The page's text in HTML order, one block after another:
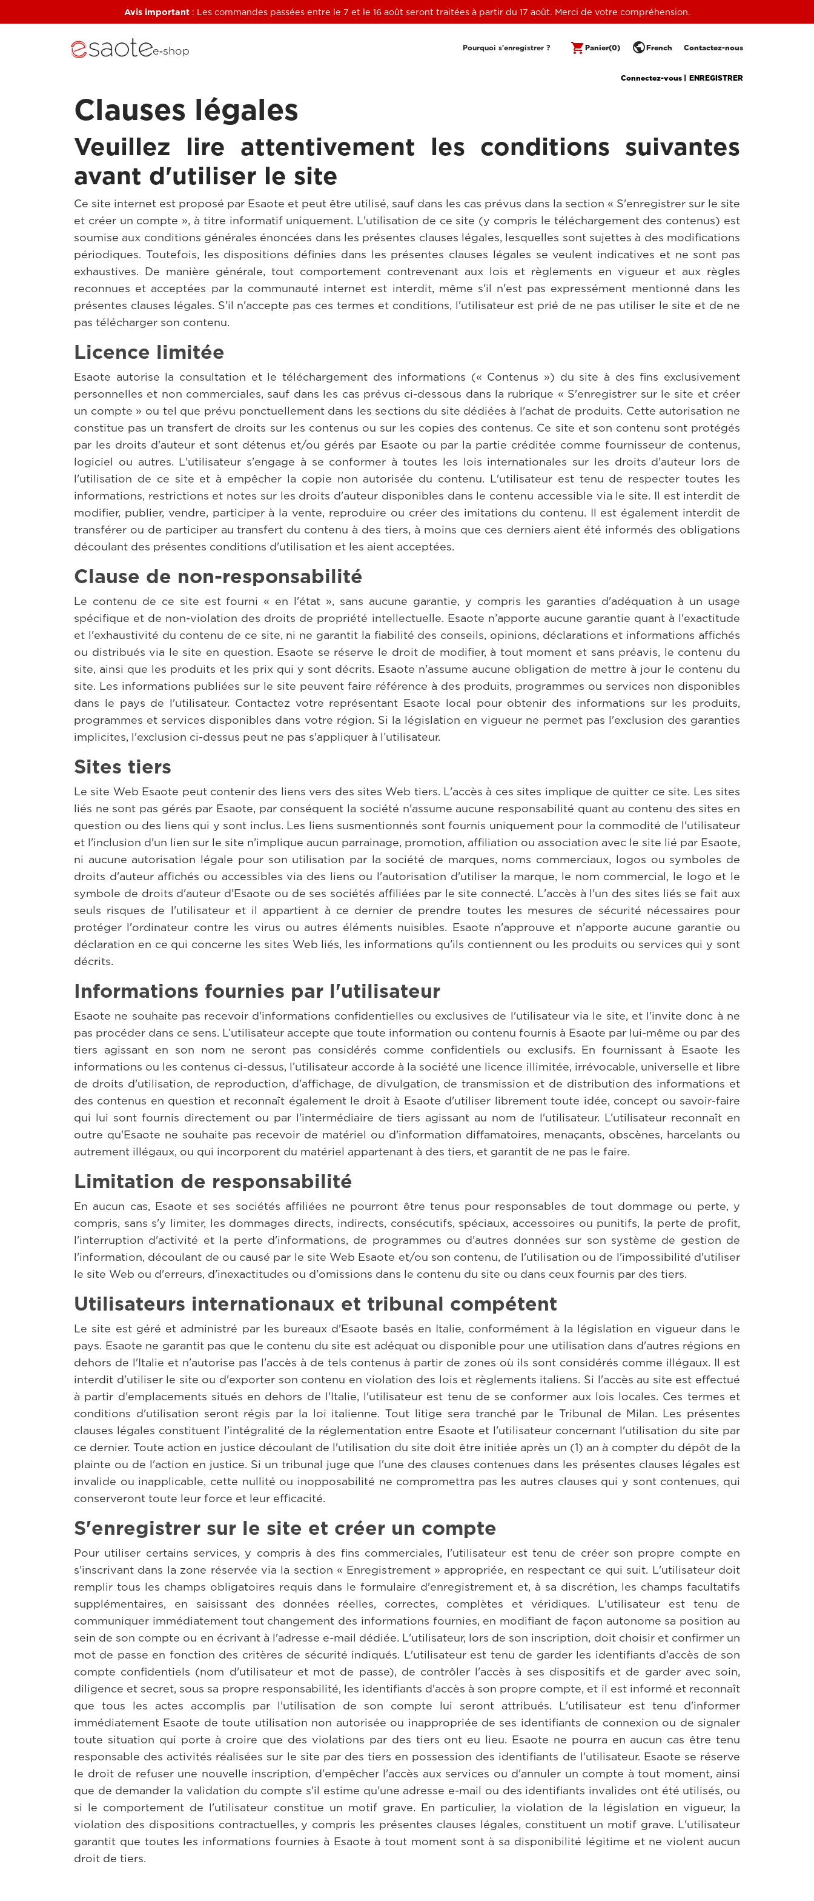
Avis important: Les commandes passées entre le 7 et le 16 août seront traitées à partir du 17 août. Merci de votre compréhension.
e‑shop Pourquoi s'enregistrer ? Contactez-nous
publicFrench
shopping_cart Panier(0)
Connectez-vous | ENREGISTRER
Clauses légales
Veuillez lire attentivement les conditions suivantes
avant d'utiliser le site
Ce site internet est proposé par Esaote et peut être utilisé, sauf dans les cas prévus dans la section « S'enregistrer sur le site
et créer un compte », à titre informatif uniquement. L'utilisation de ce site (y compris le téléchargement des contenus) est
soumise aux conditions générales énoncées dans les présentes clauses légales, lesquelles sont sujettes à des modifications
périodiques. Toutefois, les dispositions définies dans les présentes clauses légales se veulent indicatives et ne sont pas
exhaustives. De manière générale, tout comportement contrevenant aux lois et règlements en vigueur et aux règles
reconnues et acceptées par la communauté internet est interdit, même s'il n'est pas expressément mentionné dans les
présentes clauses légales. S’il n'accepte pas ces termes et conditions, l'utilisateur est prié de ne pas utiliser le site et de ne
pas télécharger son contenu.
Licence limitée
Esaote autorise la consultation et le téléchargement des informations (« Contenus ») du site à des fins exclusivement
personnelles et non commerciales, sauf dans les cas prévus ci-dessous dans la rubrique « S'enregistrer sur le site et créer
un compte » ou tel que prévu ponctuellement dans les sections du site dédiées à l'achat de produits. Cette autorisation ne
constitue pas un transfert de droits sur les contenus ou sur les copies des contenus. Ce site et son contenu sont protégés
par les droits d'auteur et sont détenus et/ou gérés par Esaote ou par la partie créditée comme fournisseur de contenus,
logiciel ou autres. L'utilisateur s'engage à se conformer à toutes les lois internationales sur les droits d'auteur lors de
l'utilisation de ce site et à empêcher la copie non autorisée du contenu. L'utilisateur est tenu de respecter toutes les
informations, restrictions et notes sur les droits d'auteur disponibles dans le contenu accessible via le site. Il est interdit de
modifier, publier, vendre, participer à la vente, reproduire ou créer des imitations du contenu. Il est également interdit de
transférer ou de participer au transfert du contenu à des tiers, à moins que ces derniers aient été informés des obligations
découlant des présentes conditions d'utilisation et les aient acceptées.
Clause de non-responsabilité
Le contenu de ce site est fourni « en l'état », sans aucune garantie, y compris les garanties d'adéquation à un usage
spécifique et de non-violation des droits de propriété intellectuelle. Esaote n’apporte aucune garantie quant à l'exactitude
et l'exhaustivité du contenu de ce site, ni ne garantit la fiabilité des conseils, opinions, déclarations et informations affichés
ou distribués via le site en question. Esaote se réserve le droit de modifier, à tout moment et sans préavis, le contenu du
site, ainsi que les produits et les prix qui y sont décrits. Esaote n'assume aucune obligation de mettre à jour le contenu du
site. Les informations publiées sur le site peuvent faire référence à des produits, programmes ou services non disponibles
dans le pays de l'utilisateur. Contactez votre représentant Esaote local pour obtenir des informations sur les produits,
programmes et services disponibles dans votre région. Si la législation en vigueur ne permet pas l'exclusion des garanties
implicites, l'exclusion ci-dessus peut ne pas s'appliquer à l’utilisateur.
Sites tiers
Le site Web Esaote peut contenir des liens vers des sites Web tiers. L'accès à ces sites implique de quitter ce site. Les sites
liés ne sont pas gérés par Esaote, par conséquent la société n'assume aucune responsabilité quant au contenu des sites en
question ou des liens qui y sont inclus. Les liens susmentionnés sont fournis uniquement pour la commodité de l'utilisateur
et l'inclusion d'un lien sur le site n'implique aucun parrainage, promotion, affiliation ou association avec le site lié par Esaote,
ni aucune autorisation légale pour son utilisation par la société de marques, noms commerciaux, logos ou symboles de
droits d'auteur affichés ou accessibles via des liens ou l'autorisation d'utiliser la marque, le nom commercial, le logo et le
symbole de droits d'auteur d'Esaote ou de ses sociétés affiliées par le site connecté. L'accès à l'un des sites liés se fait aux
seuls risques de l'utilisateur et il appartient à ce dernier de prendre toutes les mesures de sécurité nécessaires pour
protéger l'ordinateur contre les virus ou autres éléments nuisibles. Esaote n'approuve et n’apporte aucune garantie ou
déclaration en ce qui concerne les sites Web liés, les informations qu'ils contiennent ou les produits ou services qui y sont
décrits.
Informations fournies par l'utilisateur
Esaote ne souhaite pas recevoir d'informations confidentielles ou exclusives de l'utilisateur via le site, et l'invite donc à ne
pas procéder dans ce sens. L’utilisateur accepte que toute information ou contenu fournis à Esaote par lui-même ou par des
tiers agissant en son nom ne seront pas considérés comme confidentiels ou exclusifs. En fournissant à Esaote les
informations ou les contenus ci-dessus, l’utilisateur accorde à la société une licence illimitée, irrévocable, universelle et libre
de droits d'utilisation, de reproduction, d'affichage, de divulgation, de transmission et de distribution des informations et
des contenus en question et reconnaît également le droit à Esaote d'utiliser librement toute idée, concept ou savoir-faire
qui lui sont fournis directement ou par l'intermédiaire de tiers agissant au nom de l'utilisateur. L’utilisateur reconnaît en
outre qu'Esaote ne souhaite pas recevoir de matériel ou d'information diffamatoires, menaçants, obscènes, harcelants ou
autrement illégaux, ou qui incorporent du matériel appartenant à des tiers, et garantit de ne pas le faire.
Limitation de responsabilité
En aucun cas, Esaote et ses sociétés affiliées ne pourront être tenus pour responsables de tout dommage ou perte, y
compris, sans s'y limiter, les dommages directs, indirects, consécutifs, spéciaux, accessoires ou punitifs, la perte de profit,
l'interruption d'activité et la perte d'informations, de programmes ou d'autres données sur son système de gestion de
l'information, découlant de ou causé par le site Web Esaote et/ou son contenu, de l'utilisation ou de l'impossibilité d'utiliser
le site Web ou d'erreurs, d'inexactitudes ou d'omissions dans le contenu du site ou dans ceux fournis par des tiers.
Utilisateurs internationaux et tribunal compétent
Le site est géré et administré par les bureaux d'Esaote basés en Italie, conformément à la législation en vigueur dans le
pays. Esaote ne garantit pas que le contenu du site est adéquat ou disponible pour une utilisation dans d'autres régions en
dehors de l'Italie et n'autorise pas l'accès à de tels contenus à partir de zones où ils sont considérés comme illégaux. Il est
interdit d'utiliser le site ou d'exporter son contenu en violation des lois et règlements italiens. Si l'accès au site est effectué
à partir d'emplacements situés en dehors de l'Italie, l'utilisateur est tenu de se conformer aux lois locales. Ces termes et
conditions d'utilisation seront régis par la loi italienne. Tout litige sera tranché par le Tribunal de Milan. Les présentes
clauses légales constituent l'intégralité de la réglementation entre Esaote et l'utilisateur concernant l'utilisation du site par
ce dernier. Toute action en justice découlant de l'utilisation du site doit être initiée après un (1) an à compter du dépôt de la
plainte ou de l'action en justice. Si un tribunal juge que l'une des clauses contenues dans les présentes clauses légales est
invalide ou inapplicable, cette nullité ou inopposabilité ne compromettra pas les autres clauses qui y sont contenues, qui
conserveront toute leur force et leur efficacité.
S'enregistrer sur le site et créer un compte
Pour utiliser certains services, y compris à des fins commerciales, l'utilisateur est tenu de créer son propre compte en
s'inscrivant dans la zone réservée via la section « Enregistrement » appropriée, en respectant ce qui suit. L'utilisateur doit
remplir tous les champs obligatoires requis dans le formulaire d'enregistrement et, à sa discrétion, les champs facultatifs
supplémentaires, en saisissant des données réelles, correctes, complètes et véridiques. L'utilisateur est tenu de
communiquer immédiatement tout changement des informations fournies, en modifiant de façon autonome sa position au
sein de son compte ou en écrivant à l'adresse e-mail dédiée. L'utilisateur, lors de son inscription, doit choisir et confirmer un
mot de passe en fonction des critères de sécurité indiqués. L'utilisateur est tenu de garder les identifiants d'accès de son
compte confidentiels (nom d'utilisateur et mot de passe), de contrôler l'accès à ses dispositifs et de garder avec soin,
diligence et secret, sous sa propre responsabilité, les identifiants d'accès à son propre compte, et il est informé et reconnaît
que tous les actes accomplis par l'utilisation de son compte lui seront attribués. L'utilisateur est tenu d'informer
immédiatement Esaote de toute utilisation non autorisée ou inappropriée de ses identifiants de connexion ou de signaler
toute situation qui porte à croire que des violations par des tiers ont eu lieu. Esaote ne pourra en aucun cas être tenu
responsable des activités réalisées sur le site par des tiers en possession des identifiants de l'utilisateur. Esaote se réserve
le droit de refuser une nouvelle inscription, d'empêcher l'accès aux services ou d'annuler un compte à tout moment, ainsi
que de demander la validation du compte s'il estime qu'une adresse e-mail ou des identifiants invalides ont été utilisés, ou
si le comportement de l'utilisateur constitue un motif grave. En particulier, la violation de la législation en vigueur, la
violation des dispositions contractuelles, y compris les présentes clauses légales, constituent un motif grave. L'utilisateur
garantit que toutes les informations fournies à Esaote à tout moment sont à sa disponibilité légitime et ne violent aucun
droit de tiers.